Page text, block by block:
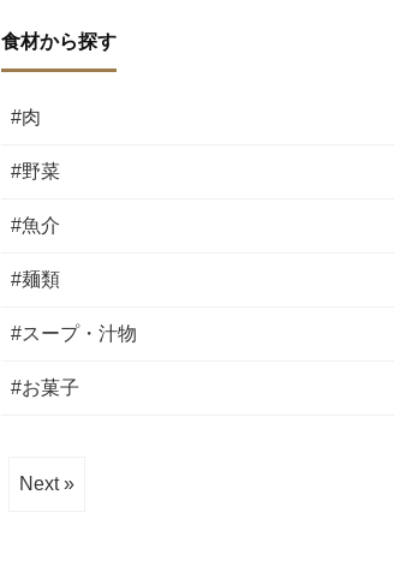
食材から探す
#肉
#野菜
#魚介
#麺類
#スープ・汁物
#お菓子
Next »